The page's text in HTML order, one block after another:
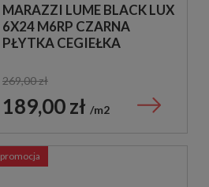
MARAZZI LUME BLACK LUX
6X24 M6RP CZARNA
PŁYTKA CEGIEŁKA
269,00 zł
189,00 zł m2
promocja